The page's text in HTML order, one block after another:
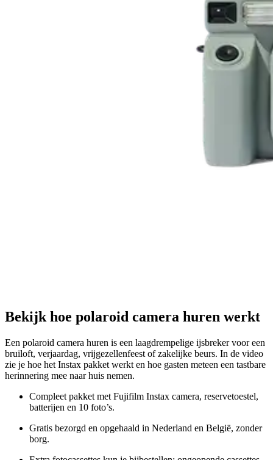
Bekijk hoe polaroid camera huren werkt
Een polaroid camera huren is een laagdrempelige ijsbreker voor een
bruiloft, verjaardag, vrijgezellenfeest of zakelijke beurs. In de video
zie je hoe het Instax pakket werkt en hoe gasten meteen een tastbare
herinnering mee naar huis nemen.
Compleet pakket met Fujifilm Instax camera, reservetoestel,
batterijen en 10 foto’s.
Gratis bezorgd en opgehaald in Nederland en België, zonder
borg.